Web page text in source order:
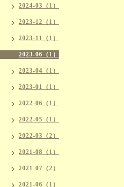
2024-03（1）
2023-12（1）
2023-11（1）
2023-06（1）
2023-04（1）
2023-01（1）
2022-06（1）
2022-05（1）
2022-03（2）
2021-08（1）
2021-07（2）
2021-06（1）